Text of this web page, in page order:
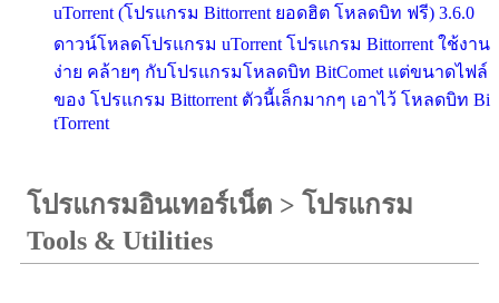
uTorrent (โปรแกรม Bittorrent ยอดฮิต โหลดบิท ฟรี) 3.6.0
ดาวน์โหลดโปรแกรม uTorrent โปรแกรม Bittorrent ใช้งาน
ง่าย คล้ายๆ กับโปรแกรมโหลดบิท BitComet แต่ขนาดไฟล์
ของ โปรแกรม Bittorrent ตัวนี้เล็กมากๆ เอาไว้ โหลดบิท Bi
tTorrent
โปรแกรมอินเทอร์เน็ต > โปรแกรม
Tools & Utilities